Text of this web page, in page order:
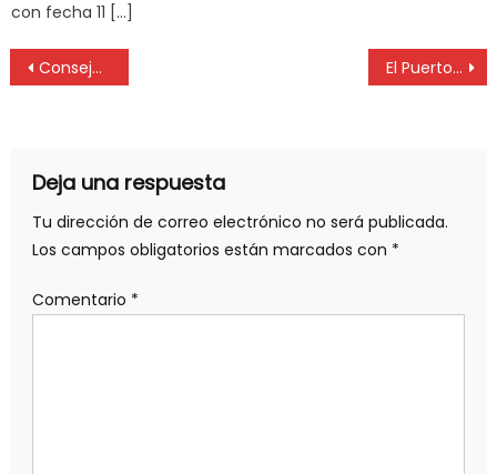
con fecha 11 […]
Consejos de nutricionistas para pasar el verano El Puerto La Plata cerró el año sumando acciones de vinculación con la comunidad
Deja una respuesta
Tu dirección de correo electrónico no será publicada.
Los campos obligatorios están marcados con *
Comentario *